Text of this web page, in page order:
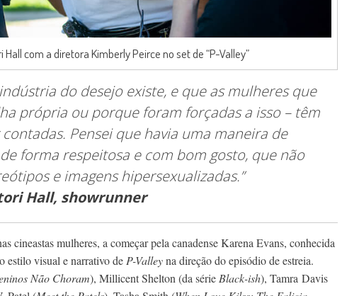
com a diretora Kimberly Peirce no set de “P-Valley”
do desejo existe, e que as mulheres que
própria ou porque foram forçadas a isso – têm
Pensei que havia uma maneira de
forma respeitosa e com bom gosto, que não
e imagens hipersexualizadas.”
Hall, showrunner
cineastas mulheres, a começar pela canadense Karena Evans, conhecida
estilo visual e narrativo de P-Valleyna direção do episódio de estreia.
Não Choram), Millicent Shelton (da série Black-ish), Tamra Davis